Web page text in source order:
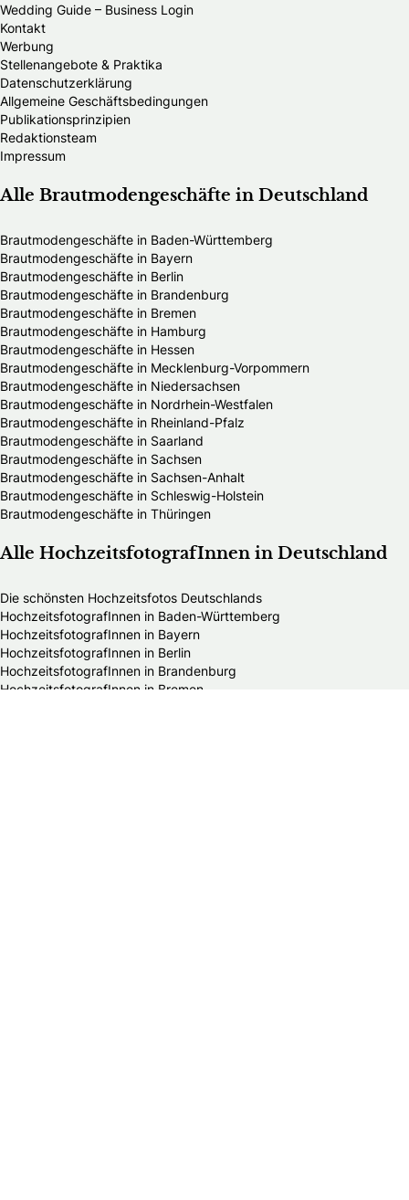
Wedding Guide – Business Login
Kontakt
Werbung
Stellenangebote & Praktika
Datenschutzerklärung
Allgemeine Geschäftsbedingungen
Publikationsprinzipien
Redaktionsteam
Impressum
Alle Brautmodengeschäfte in Deutschland
Brautmodengeschäfte in Baden-Württemberg
Brautmodengeschäfte in Bayern
Brautmodengeschäfte in Berlin
Brautmodengeschäfte in Brandenburg
Brautmodengeschäfte in Bremen
Brautmodengeschäfte in Hamburg
Brautmodengeschäfte in Hessen
Brautmodengeschäfte in Mecklenburg-Vorpommern
Brautmodengeschäfte in Niedersachsen
Brautmodengeschäfte in Nordrhein-Westfalen
Brautmodengeschäfte in Rheinland-Pfalz
Brautmodengeschäfte in Saarland
Brautmodengeschäfte in Sachsen
Brautmodengeschäfte in Sachsen-Anhalt
Brautmodengeschäfte in Schleswig-Holstein
Brautmodengeschäfte in Thüringen
Alle HochzeitsfotografInnen in Deutschland
Die schönsten Hochzeitsfotos Deutschlands
HochzeitsfotografInnen in Baden-Württemberg
HochzeitsfotografInnen in Bayern
HochzeitsfotografInnen in Berlin
HochzeitsfotografInnen in Brandenburg
HochzeitsfotografInnen in Bremen